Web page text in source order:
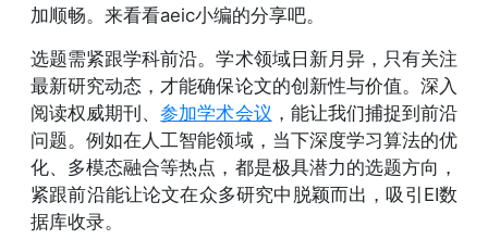
加顺畅。来看看aeic小编的分享吧。
选题需紧跟学科前沿。学术领域日新月异，只有关注
最新研究动态，才能确保论文的创新性与价值。深入
阅读权威期刊、参加学术会议 ，能让我们捕捉到前沿
问题。例如在人工智能领域，当下深度学习算法的优
化、多模态融合等热点，都是极具潜力的选题方向，
紧跟前沿能让论文在众多研究中脱颖而出，吸引EI数
据库收录。